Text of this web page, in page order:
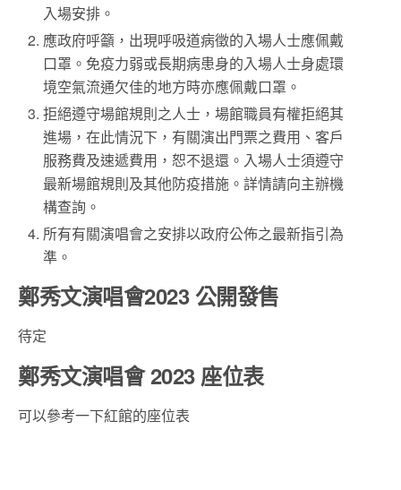
入場安排。
應政府呼籲，出現呼吸道病徵的入場人士應佩戴
口罩。免疫力弱或長期病患身的入場人士身處環
境空氣流通欠佳的地方時亦應佩戴口罩。
拒絕遵守場館規則之人士，場館職員有權拒絕其
進場，在此情況下，有關演出門票之費用、客戶
服務費及速遞費用，恕不退還。入場人士須遵守
最新場館規則及其他防疫措施。詳情請向主辦機
構查詢。
所有有關演唱會之安排以政府公佈之最新指引為
準。
鄭秀文演唱會2023 公開發售
待定
鄭秀文演唱會 2023 座位表
可以參考一下紅館的座位表